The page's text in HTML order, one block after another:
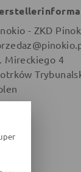
- ZKD
Mireckiego 4